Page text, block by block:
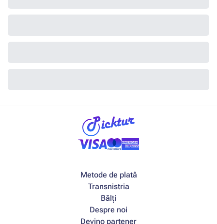
Metode de platâ
Transnistria
Bălți
Despre noi
Devino partener